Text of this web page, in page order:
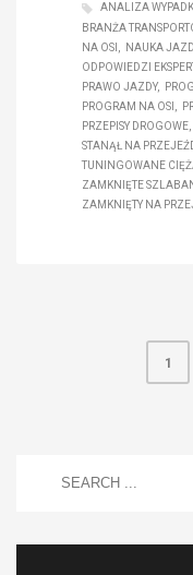
ANALIZA
BRANŻA
NA OSI
NAUKA
ODPOWIEDZI
PRAWO JAZDY
PROGRAM NA OSI
PRZEPISY DROGOWE
STANĄŁ NA
TUNINGOWANE
ZAMKNIĘTE
ZAMKNIĘTY NA
1